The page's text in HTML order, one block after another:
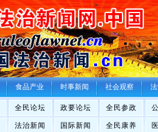
>
食品产业 时事新闻 社会观察
全民论坛 政要论坛 全民参政
法治新闻 国际新闻 全民康养